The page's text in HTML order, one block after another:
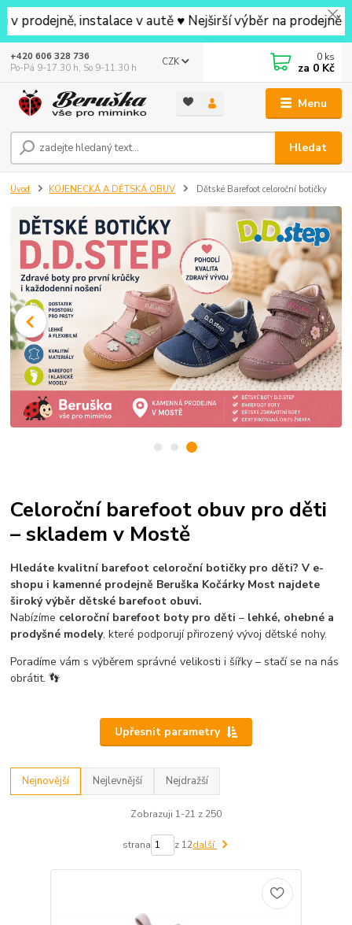
instalace v autě ♥ Nejširší výběr na prodejně v
Menu
CZK
Hledat
+420 606 328 736
Po-Pá 9-17.30 h, So 9-11.30 h
0 ks
za 0 Kč
Úvod KOJENECKÁ A DĚTSKÁ OBUV Dětské Barefoot celoroční botičky
Celoroční barefoot obuv pro děti
– skladem v Mostě
Hledáte kvalitní barefoot celoroční botičky pro děti? V e-
shopu i kamenné prodejně Beruška Kočárky Most najdete
široký výběr dětské barefoot obuvi.
Nabízíme celoroční barefoot boty pro děti – lehké, ohebné a
prodyšné modely, které podporují přirozený vývoj dětské nohy.
Poradíme vám s výběrem správné velikosti i šířky – stačí se na nás
obrátit. 👣
Upřesnit parametry
Nejnovější Nejlevnější Nejdražší
Zobrazuji 1-21 z 250
strana z 12další